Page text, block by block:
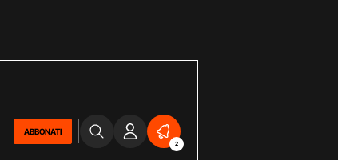
ABBONATI
2